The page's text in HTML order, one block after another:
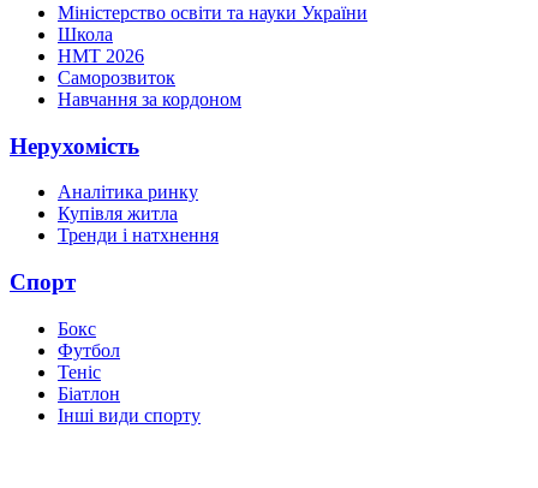
Міністерство освіти та науки України
Школа
НМТ 2026
Саморозвиток
Навчання за кордоном
Нерухомість
Аналітика ринку
Купівля житла
Тренди і натхнення
Спорт
Бокс
Футбол
Теніс
Біатлон
Інші види спорту